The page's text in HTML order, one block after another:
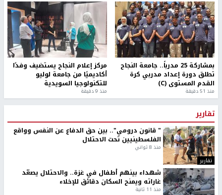
بمشاركة 25 مدرباً.. جامعة النجاح
تطلق دورة إعداد مدربي كرة
القدم المستوى (C)
منذ 51 دقيقة
مركز إعلام النجاح يستضيف وفدًا
أكاديميًا من جامعة لوليو
للتكنولوجيا السويدية
منذ 9 دقيقة
تقارير
تقارير
" قانون درومي".. بين حق الدفاع عن النفس وواقع
الفلسطينيين تحت الاحتلال
منذ 8 ثواني
شهداء بينهم أطفال في غزة.. والاحتلال يصعّد
غاراته ويمنح السكان دقائق للإخلاء
منذ 11 ثانية